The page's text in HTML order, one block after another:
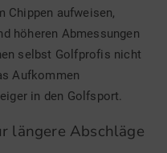
Chippen aufweisen,
höheren Abmessungen
selbst Golfprofis nicht
Aufkommen
in den Golfsport.
längere Abschläge